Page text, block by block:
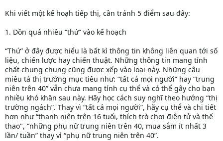
Khi viết một kế hoạh tiếp thị, cần tránh 5 điểm sau đây:
1. Dồn quá nhiều “thứ” vào kế hoạch
“Thứ” ở đây được hiểu là bất kì thông tin không liên quan tới số
liệu, chiến lược hay chiến thuật. Những thông tin mang tính
chất chung chung cũng được xếp vào loại này. Những câu
miêu tả thị trường mục tiêu như: “tất cả mọi người” hay “trung
niên trên 40” vẫn chưa mang tính cụ thể và có thể gây cho bạn
nhiều khó khăn sau này. Hãy học cách suy nghĩ theo hướng “thị
trường ngách”. Thay vì “tất cả mọi người”, hãy cụ thể và chi tiết
hơn như “thanh niên trên 16 tuổi, thích trò chơi điện tử và thể
thao", “những phụ nữ trung niên trên 40, mua sắm ít nhất 3
lần/ tuần” thay vì “phụ nữ trung niên trên 40”.